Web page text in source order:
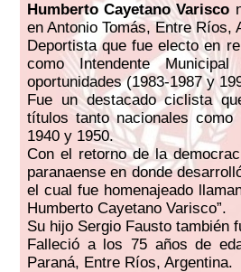
Humberto Cayetano Varisco
en Antonio Tomás, Entre Ríos,
Deportista que fue electo en
como Intendente
oportunidades (1983-1987 y
Fue un destacado ciclista
títulos tanto nacionales como
1940 y 1950.
Con el retorno de la
paranaense en donde
el cual fue homenajeado
Humberto Cayetano Varisco”.
Su hijo Sergio Fausto también
Falleció a los 75 años de
Paraná, Entre Ríos, Argentina.